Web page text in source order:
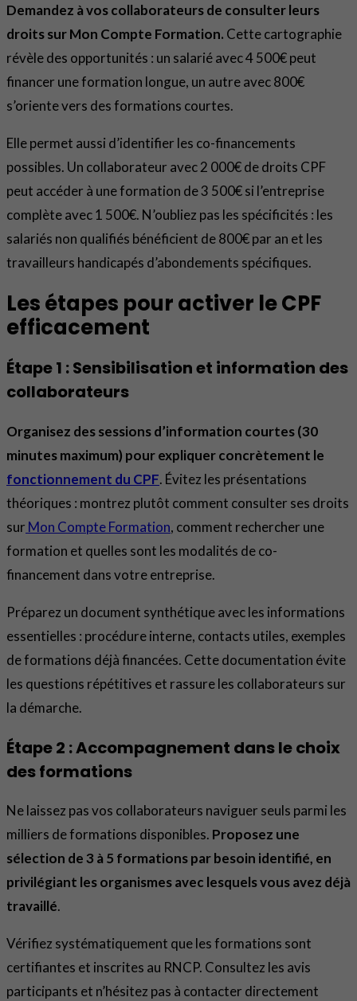
Demandez à vos collaborateurs de consulter leurs
droits sur Mon Compte Formation. Cette cartographie
révèle des opportunités : un salarié avec 4 500€ peut
financer une formation longue, un autre avec 800€
s’oriente vers des formations courtes.
Elle permet aussi d’identifier les co-financements
possibles. Un collaborateur avec 2 000€ de droits CPF
peut accéder à une formation de 3 500€ si l’entreprise
complète avec 1 500€. N’oubliez pas les spécificités : les
salariés non qualifiés bénéficient de 800€ par an et les
travailleurs handicapés d’abondements spécifiques.
Les étapes pour activer le CPF
efficacement
Étape 1 : Sensibilisation et information des
collaborateurs
Organisez des sessions d’information courtes (30
minutes maximum) pour expliquer concrètement le
fonctionnement du CPF. Évitez les présentations
théoriques : montrez plutôt comment consulter ses droits
sur Mon Compte Formation, comment rechercher une
formation et quelles sont les modalités de co-
financement dans votre entreprise.
Préparez un document synthétique avec les informations
essentielles : procédure interne, contacts utiles, exemples
de formations déjà financées. Cette documentation évite
les questions répétitives et rassure les collaborateurs sur
la démarche.
Étape 2 : Accompagnement dans le choix
des formations
Ne laissez pas vos collaborateurs naviguer seuls parmi les
milliers de formations disponibles. Proposez une
sélection de 3 à 5 formations par besoin identifié, en
privilégiant les organismes avec lesquels vous avez déjà
travaillé.
Vérifiez systématiquement que les formations sont
certifiantes et inscrites au RNCP. Consultez les avis
participants et n’hésitez pas à contacter directement